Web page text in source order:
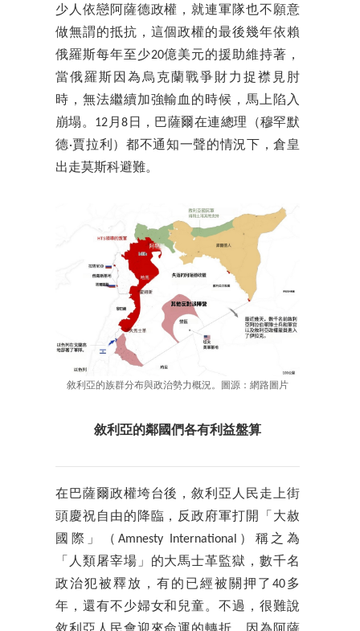
少人依戀阿薩德政權，就連軍隊也不願意
做無謂的抵抗，這個政權的最後幾年依賴
俄羅斯每年至少20億美元的援助維持著，
當俄羅斯因為烏克蘭戰爭財力捉襟見肘
時，無法繼續加強輸血的時候，馬上陷入
崩塌。12月8日，巴薩爾在連總理（穆罕默
德·賈拉利）都不通知一聲的情況下，倉皇
出走莫斯科避難。
敘利亞的族群分布與政治勢力概況。圖源：網路圖片
敘利亞的鄰國們各有利益盤算
在巴薩爾政權垮台後，敘利亞人民走上街
頭慶祝自由的降臨，反政府軍打開「大赦
國際」（Amnesty International）稱之為
「人類屠宰場」的大馬士革監獄，數千名
政治犯被釋放，有的已經被關押了40多
年，還有不少婦女和兒童。不過，很難說